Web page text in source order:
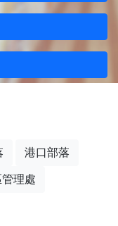
港口部落
理處